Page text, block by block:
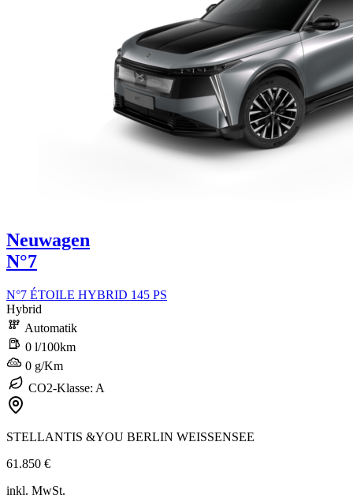
Neuwagen
N°7
N°7 ÉTOILE HYBRID 145 PS
Hybrid
Automatik
0 l/100km
0 g/Km
CO2-Klasse: A
STELLANTIS &YOU BERLIN WEISSENSEE
61.850 €
inkl. MwSt.